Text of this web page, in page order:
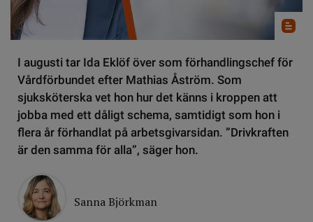
I augusti tar Ida Eklöf över som förhandlingschef för
Vårdförbundet efter Mathias Åström. Som
sjuksköterska vet hon hur det känns i kroppen att
jobba med ett dåligt schema, samtidigt som hon i
flera år förhandlat på arbetsgivarsidan. ”Drivkraften
är den samma för alla”, säger hon.
Sanna Björkman